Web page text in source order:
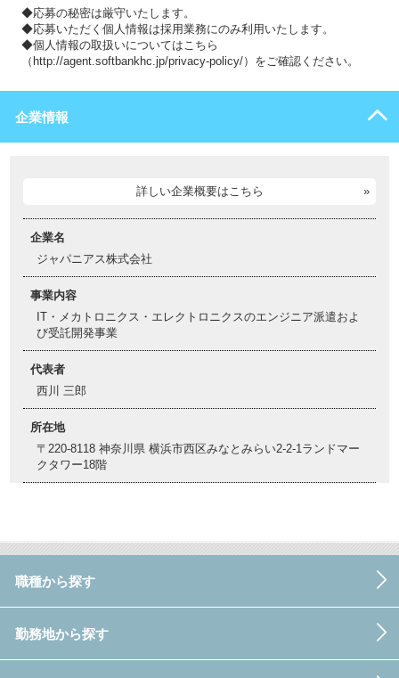
◆応募の秘密は厳守いたします。
◆応募いただく個人情報は採用業務にのみ利用いたします。
◆個人情報の取扱いについてはこちら
（http://agent.softbankhc.jp/privacy-policy/）をご確認ください。
企業情報
詳しい企業概要はこちら
企業名
ジャパニアス株式会社
事業内容
IT・メカトロニクス・エレクトロニクスのエンジニア派遣およ
び受託開発事業
代表者
西川 三郎
所在地
〒220-8118 神奈川県 横浜市西区みなとみらい2-2-1ランドマー
クタワー18階
職種から探す
勤務地から探す